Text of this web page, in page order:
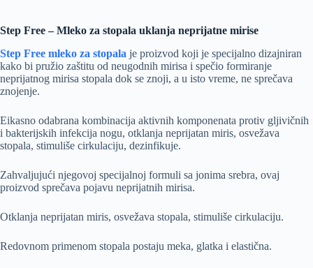
Step Free – Mleko za stopala uklanja neprijatne mirise
Step Free mleko za stopala je proizvod koji je specijalno dizajniran
kako bi pružio zaštitu od neugodnih mirisa i spečio formiranje
neprijatnog mirisa stopala dok se znoji, a u isto vreme, ne sprečava
znojenje.
Eikasno odabrana kombinacija aktivnih komponenata protiv gljivičnih
i bakterijskih infekcija nogu, otklanja neprijatan miris, osvežava
stopala, stimuliše cirkulaciju, dezinfikuje.
Zahvaljujući njegovoj specijalnoj formuli sa jonima srebra, ovaj
proizvod sprečava pojavu neprijatnih mirisa.
Otklanja neprijatan miris, osvežava stopala, stimuliše cirkulaciju.
Redovnom primenom stopala postaju meka, glatka i elastična.